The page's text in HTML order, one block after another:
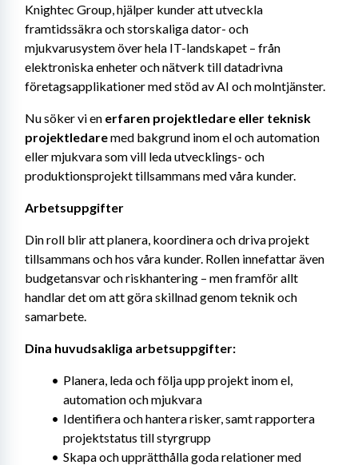
Knightec Group, hjälper kunder att utveckla
framtidssäkra och storskaliga dator- och
mjukvarusystem över hela IT-landskapet – från
elektroniska enheter och nätverk till datadrivna
företagsapplikationer med stöd av AI och molntjänster.
Nu söker vi en erfaren projektledare eller teknisk
projektledare med bakgrund inom el och automation
eller mjukvara som vill leda utvecklings- och
produktionsprojekt tillsammans med våra kunder.
Arbetsuppgifter
Din roll blir att planera, koordinera och driva projekt
tillsammans och hos våra kunder. Rollen innefattar även
budgetansvar och riskhantering – men framför allt
handlar det om att göra skillnad genom teknik och
samarbete.
Dina huvudsakliga arbetsuppgifter:
Planera, leda och följa upp projekt inom el,
automation och mjukvara
Identifiera och hantera risker, samt rapportera
projektstatus till styrgrupp
Skapa och upprätthålla goda relationer med